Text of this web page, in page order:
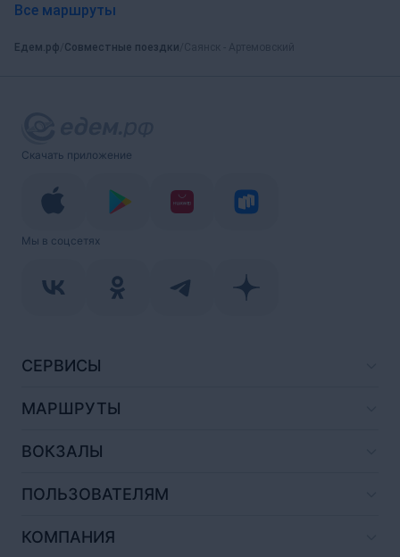
Все маршруты
Едем.рф Совместные поездки
Скачать приложение
Мы в соцсетях
СЕРВИСЫ
МАРШРУТЫ
ВОКЗАЛЫ
ПОЛЬЗОВАТЕЛЯМ
КОМПАНИЯ